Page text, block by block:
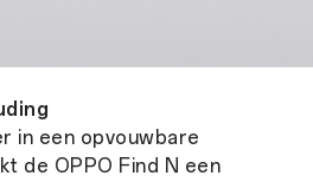
in een opvouwbare
de OPPO Find N een